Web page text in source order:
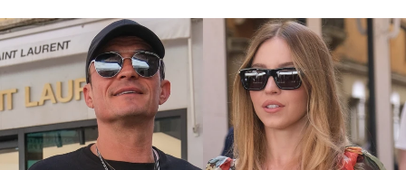
Vídeo: Reuters | Foto: Gtres
Katy Perry, "molesta" pero "aliviada" tras
confirmarse su ruptura con Orlando Bloom